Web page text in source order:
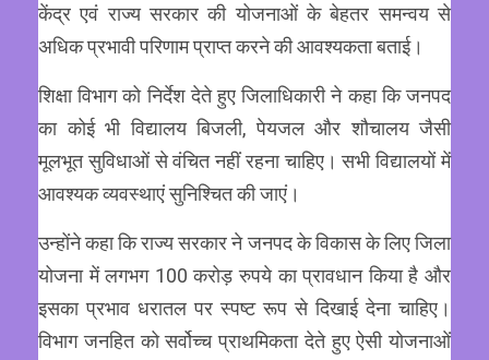
केंद्र एवं राज्य सरकार की योजनाओं के बेहतर समन्वय से
अधिक प्रभावी परिणाम प्राप्त करने की आवश्यकता बताई।
शिक्षा विभाग को निर्देश देते हुए जिलाधिकारी ने कहा कि जनपद
का कोई भी विद्यालय बिजली, पेयजल और शौचालय जैसी
मूलभूत सुविधाओं से वंचित नहीं रहना चाहिए। सभी विद्यालयों में
आवश्यक व्यवस्थाएं सुनिश्चित की जाएं।
उन्होंने कहा कि राज्य सरकार ने जनपद के विकास के लिए जिला
योजना में लगभग 100 करोड़ रुपये का प्रावधान किया है और
इसका प्रभाव धरातल पर स्पष्ट रूप से दिखाई देना चाहिए।
विभाग जनहित को सर्वोच्च प्राथमिकता देते हुए ऐसी योजनाओं